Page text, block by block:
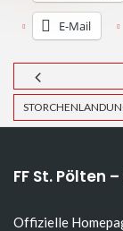
E-Mail
FF St. Pölten
Offizielle